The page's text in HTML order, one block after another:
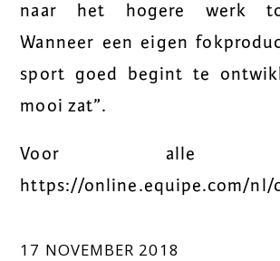
naar het hogere werk
Wanneer een eigen
sport goed begint te
mooi zat”.
Voor alle
https://online.equipe.com/nl/
17 NOVEMBER 2018